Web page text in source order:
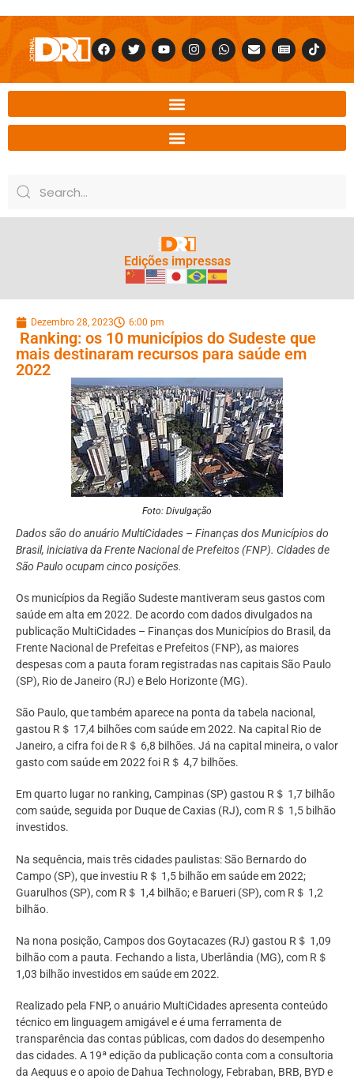
Edições impressas
Dezembro 28, 2023 6:00 pm
Ranking: os 10 municípios do Sudeste que
mais destinaram recursos para saúde em
2022
Foto: Divulgação
Dados são do anuário MultiCidades – Finanças dos Municípios do
Brasil, iniciativa da Frente Nacional de Prefeitos (FNP). Cidades de
São Paulo ocupam cinco posições.
Os municípios da Região Sudeste mantiveram seus gastos com
saúde em alta em 2022. De acordo com dados divulgados na
publicação MultiCidades – Finanças dos Municípios do Brasil, da
Frente Nacional de Prefeitas e Prefeitos (FNP), as maiores
despesas com a pauta foram registradas nas capitais São Paulo
(SP), Rio de Janeiro (RJ) e Belo Horizonte (MG).
São Paulo, que também aparece na ponta da tabela nacional,
gastou R＄ 17,4 bilhões com saúde em 2022. Na capital Rio de
Janeiro, a cifra foi de R＄ 6,8 bilhões. Já na capital mineira, o valor
gasto com saúde em 2022 foi R＄ 4,7 bilhões.
Em quarto lugar no ranking, Campinas (SP) gastou R＄ 1,7 bilhão
com saúde, seguida por Duque de Caxias (RJ), com R＄ 1,5 bilhão
investidos.
Na sequência, mais três cidades paulistas: São Bernardo do
Campo (SP), que investiu R＄ 1,5 bilhão em saúde em 2022;
Guarulhos (SP), com R＄ 1,4 bilhão; e Barueri (SP), com R＄ 1,2
bilhão.
Na nona posição, Campos dos Goytacazes (RJ) gastou R＄ 1,09
bilhão com a pauta. Fechando a lista, Uberlândia (MG), com R＄
1,03 bilhão investidos em saúde em 2022.
Realizado pela FNP, o anuário MultiCidades apresenta conteúdo
técnico em linguagem amigável e é uma ferramenta de
transparência das contas públicas, com dados do desempenho
das cidades. A 19ª edição da publicação conta com a consultoria
da Aequus e o apoio de Dahua Technology, Febraban, BRB, BYD e